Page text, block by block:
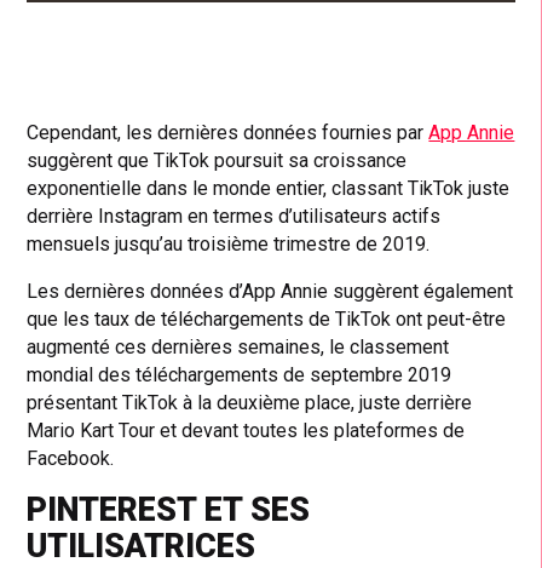
Cependant, les dernières données fournies parApp Annie
suggèrent que TikTok poursuit sa croissance
exponentielle dans le monde entier, classant TikTok juste
derrière Instagram en termes d’utilisateurs actifs
mensuels jusqu’au troisième trimestre de 2019.
Les dernières données d’App Annie suggèrent également
que les taux de téléchargements de TikTok ont ​​peut-être
augmenté ces dernières semaines, le classement
mondial des téléchargements de septembre 2019
présentant TikTok à la deuxième place, juste derrière
Mario Kart Tour et devant toutes les plateformes de
Facebook.
PINTEREST ET SES
UTILISATRICES